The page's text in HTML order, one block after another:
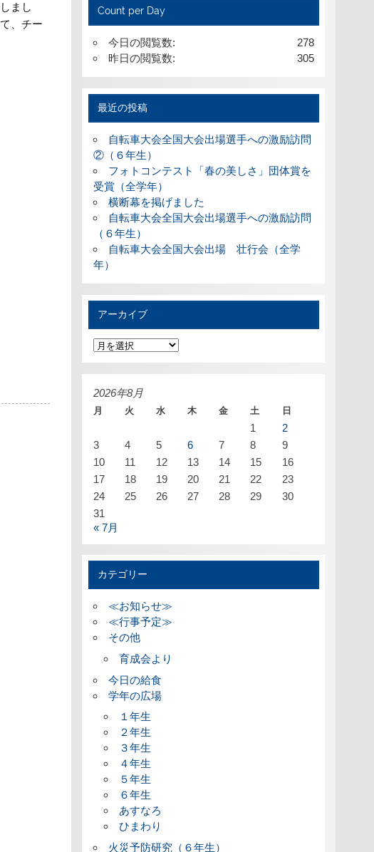
まし
、チー
Count per Day
278
今日の閲覧数:
305
昨日の閲覧数:
最近の投稿
自転車大会全国大会出場選手への激励訪問
②（６年生）
フォトコンテスト「春の美しさ」団体賞を
受賞（全学年）
横断幕を掲げました
自転車大会全国大会出場選手への激励訪問
（６年生）
自転車大会全国大会出場 壮行会（全学
年）
アーカイブ
ア
ー
カ
イ
2026年8月
月 火 水 木 金 土 日
1
2
3
4 5 6 7 8
9
10
11 12 13 14 15
16
17
18 19 20 21 22
23
24
25 26 27 28 29
30
31
« 7月
カテゴリー
≪お知らせ≫
≪行事予定≫
その他
育成会より
今日の給食
学年の広場
１年生
２年生
３年生
４年生
５年生
６年生
あすなろ
ひまわり
火災予防研究（６年生）